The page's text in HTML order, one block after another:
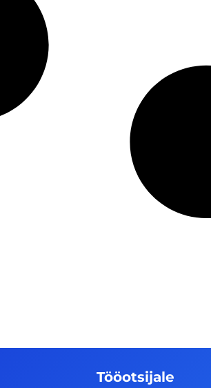
Tööotsijale